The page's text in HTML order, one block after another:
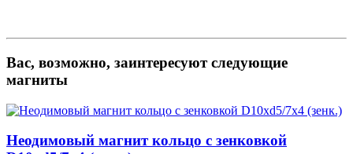
Вас, возможно, заинтересуют следующие
магниты
Неодимовый магнит кольцо с зенковкой